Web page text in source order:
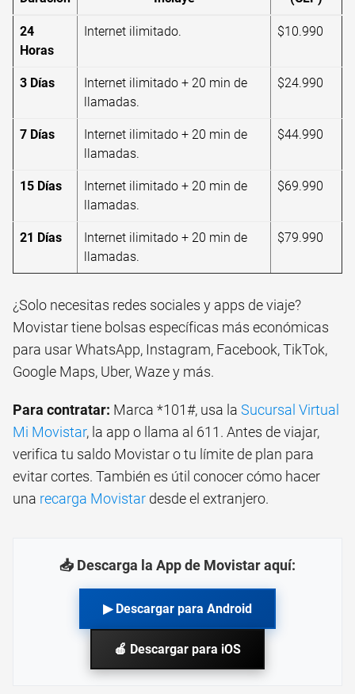
24
Horas
Internet ilimitado. $10.990
3 Días
Internet ilimitado + 20 min de
llamadas.
$24.990
7 Días
Internet ilimitado + 20 min de
llamadas.
$44.990
15 Días
Internet ilimitado + 20 min de
llamadas.
$69.990
21 Días
Internet ilimitado + 20 min de
llamadas.
$79.990
¿Solo necesitas redes sociales y apps de viaje?
Movistar tiene bolsas específicas más económicas
para usar WhatsApp, Instagram, Facebook, TikTok,
Google Maps, Uber, Waze y más.
Para contratar: Marca *101#, usa la Sucursal Virtual
Mi Movistar, la app o llama al 611. Antes de viajar,
verifica tu saldo Movistar o tu límite de plan para
evitar cortes. También es útil conocer cómo hacer
una recarga Movistar desde el extranjero.
📥 Descarga la App de Movistar aquí:
▶ Descargar para Android
🍎 Descargar para iOS